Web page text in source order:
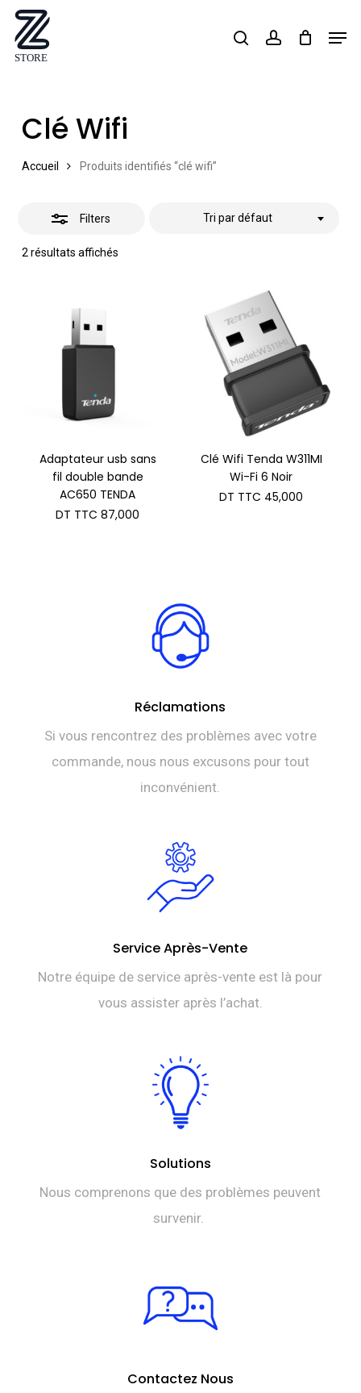
Skip
main
searchaccount
Clé Wifi
Accueil Produits identifiés “clé wifi”
Filters
2 résultats affichés
Tri par défaut
Close
Adaptateur usb sans
fil double bande
AC650 TENDA
DT TTC 87,000
Clé Wifi Tenda W311MI
Wi-Fi 6 Noir
DT TTC 45,000
Réclamations
Si vous rencontrez des problèmes avec votre
commande, nous nous excusons pour tout
inconvénient.
Service Après-Vente
Notre équipe de service après-vente est là pour
vous assister après l’achat.
Solutions
Nous comprenons que des problèmes peuvent
survenir.
Contactez Nous